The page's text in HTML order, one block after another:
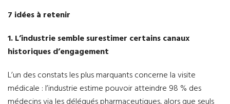
7 idées à retenir
1. L’industrie semble surestimer certains canaux
historiques d’engagement
L’un des constats les plus marquants concerne la visite
médicale : l’industrie estime pouvoir atteindre 98 % des